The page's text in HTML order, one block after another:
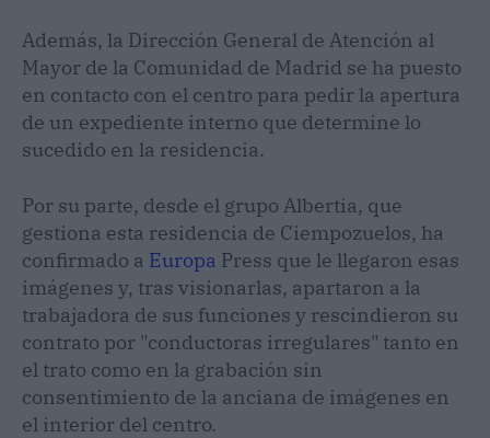
Además, la Dirección General de Atención al
Mayor de la Comunidad de Madrid se ha puesto
en contacto con el centro para pedir la apertura
de un expediente interno que determine lo
sucedido en la residencia.
Por su parte, desde el grupo Albertia, que
gestiona esta residencia de Ciempozuelos, ha
confirmado a Europa Press que le llegaron esas
imágenes y, tras visionarlas, apartaron a la
trabajadora de sus funciones y rescindieron su
contrato por "conductoras irregulares" tanto en
el trato como en la grabación sin
consentimiento de la anciana de imágenes en
el interior del centro.